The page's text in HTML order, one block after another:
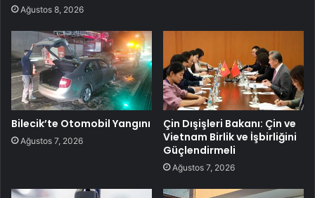
Ağustos 8, 2026
Bilecik’te Otomobil Yangını
Ağustos 7, 2026
Çin Dışişleri Bakanı: Çin ve
Vietnam Birlik ve İşbirliğini
Güçlendirmeli
Ağustos 7, 2026